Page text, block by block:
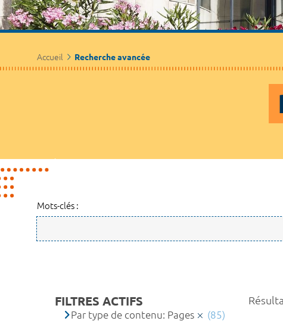
Accueil Recherche avancée
Mots-clés :
FILTRES ACTIFS
Par type de contenu: Pages
(85)